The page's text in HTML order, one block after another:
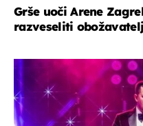
Grše uoči Arene
razveseliti